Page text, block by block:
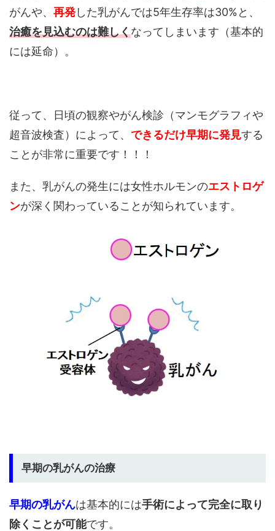
がんや、 再発した乳がんでは5年生存率は30%と、
治癒を見込むのは難しくなってしまいます（基本的
には延命）。
従って、日頃の観察やがん検診（マンモグラフィや
超音波検査）によって、 できるだけ早期に発見する
ことが非常に重要です！！！
また、乳がんの発生には女性ホルモンのエストロゲ
ンが深く関わっていることが知られています。
早期の乳がんの治療
早期の乳がんは基本的には手術によって完全に取り
除くことが可能です。